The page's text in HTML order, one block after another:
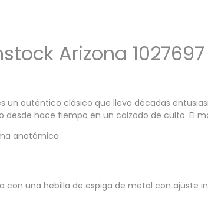
Arizona 1027697
es un auténtico clásico que lleva décadas
hace tiempo en un calzado de culto. El
anatómica
con una hebilla de espiga de metal con ajuste